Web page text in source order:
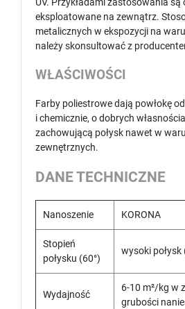
eksploatowane na zewnątrz.
metalicznych w ekspozycji na
należy skonsultować z
WŁAŚCIWOŚCI
Farby poliestrowe dają powłokę
i chemicznie, o dobrych
zachowującą połysk nawet w
zewnętrznych.
DANE TECHNICZNE
Nanoszenie KORONA
Stopień
połysku (60°)
wysoki połysk
Wydajność
6-10 m²/kg w
grubości